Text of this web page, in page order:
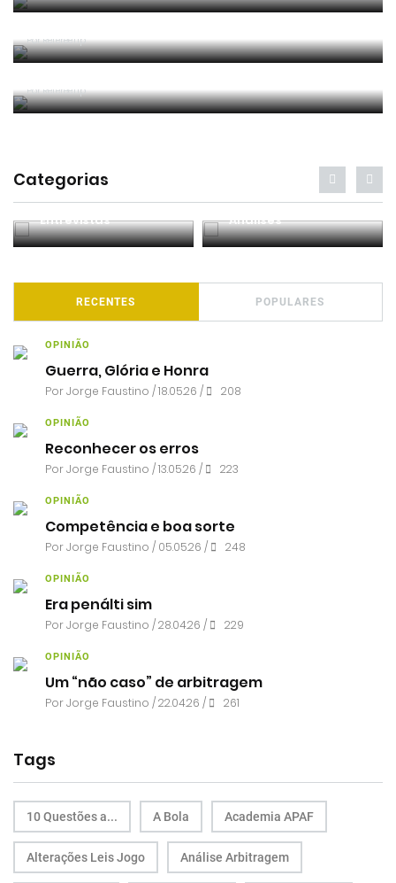
2024 05 Alterações e Esclarecimentos às Leis de
Por RefereeTip
2023 06 Alterações e Esclarecimentos às Leis de
Por RefereeTip
Categorias
Entrevistas Análises
RECENTES POPULARES
OPINIÃO
Guerra, Glória e Honra
PorJorge Faustino / 18.05.26 / 208
OPINIÃO
Reconhecer os erros
PorJorge Faustino / 13.05.26 / 223
OPINIÃO
Competência e boa sorte
PorJorge Faustino / 05.05.26 / 248
OPINIÃO
Era penálti sim
PorJorge Faustino / 28.04.26 / 229
OPINIÃO
Um “não caso” de arbitragem
PorJorge Faustino / 22.04.26 / 261
Tags
10 Questões a... A Bola Academia APAF
Alterações Leis Jogo Análise Arbitragem